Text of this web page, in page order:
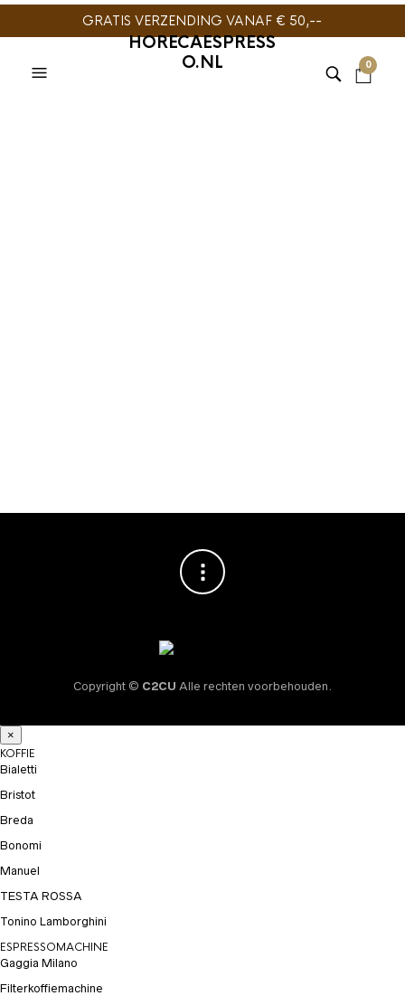
GRATIS VERZENDING VANAF € 50,--
HORECAESPRESS
O.NL
0
Copyright © C2CU Alle rechten voorbehouden.
×
KOFFIE
Bialetti
Bristot
Breda
Bonomi
Manuel
TESTA ROSSA
Tonino Lamborghini
ESPRESSOMACHINE
Gaggia Milano
Filterkoffiemachine